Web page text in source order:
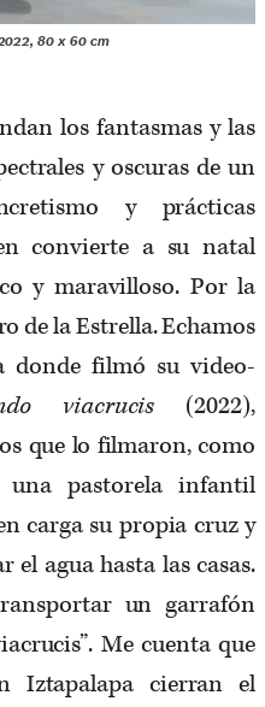
80 x 60 cm
los fantasmas y las
y oscuras de un
y prácticas
convierte a su natal
y maravilloso. Por la
de la Estrella. Echamos
donde filmó su video-
viacrucis (2022),
que lo filmaron, como
una pastorela infantil
carga su propia cruz y
el agua hasta las casas.
un garrafón
Me cuenta que
Iztapalapa cierran el